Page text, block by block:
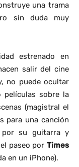
una trama
sin duda muy
estrenado en
salir del cine
no puede ocultar
películas sobre la
(magistral el
para una canción
por su guitarra y
paseo por Times
en un iPhone).